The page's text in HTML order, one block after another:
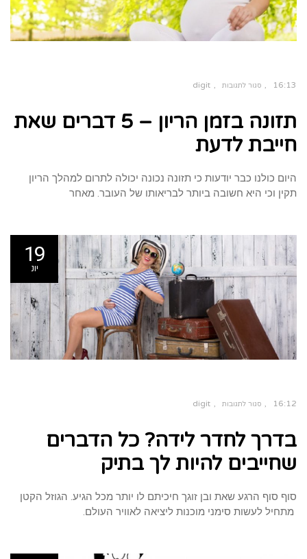
16:13 סגור לתגובות
בזמן
הריון
–
דברים
שאת
חייבת
לדעת
digit
תזונה בזמן הריון – 5 דברים שאת
חייבת לדעת
היום כולנו כבר יודעות כי תזונה נכונה יכולה לתרום למהלך הריון
תקין וכי היא חשובה ביותר לבריאותו של העובר. מאחר
19
יונ
16:12 סגור לתגובות
לחדר
לידה?
כל
שחייבים
להיות
לך
digit
בדרך לחדר לידה? כל הדברים
שחייבים להיות לך בתיק
סוף סוף הרגע שאת ובן זוגך חיכיתם לו יותר מכל הגיע. הגוזל הקטן
מתחיל לעשות סימני מוכנות ליציאה לאוויר העולם.